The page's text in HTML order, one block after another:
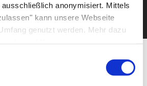
anonymisiert. Mittels
kann unsere Webseite
genutzt werden. Mehr dazu
.